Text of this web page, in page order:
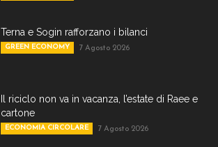
Terna e Sogin rafforzano i bilanci
GREEN ECONOMY 7 Agosto 2026
Il riciclo non va in vacanza, l’estate di Raee e
cartone
ECONOMIA CIRCOLARE 7 Agosto 2026